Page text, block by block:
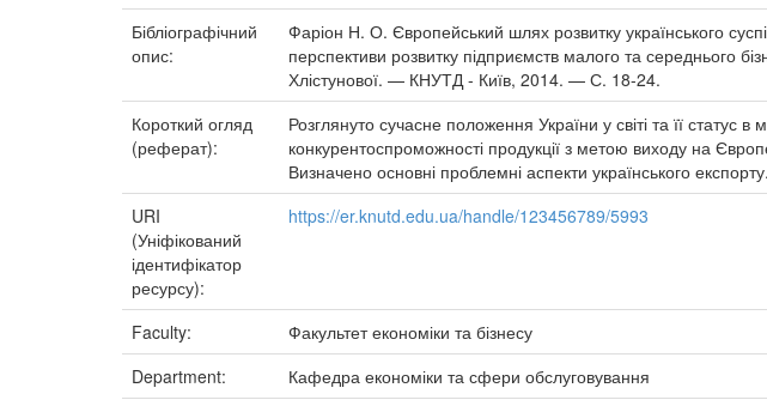
Бібліографічний
опис:
Фаріон Н. О. Європейський шлях розвитку українського
перспективи розвитку підприємств малого та середнього
Хлістунової. — КНУТД - Київ, 2014. — С. 18-24.
Короткий огляд
(реферат):
Розглянуто сучасне положення України у світі та її статус
конкурентоспроможності продукції з метою виходу на
Визначено основні проблемні аспекти українського експорту.
URI
(Уніфікований
ідентифікатор
ресурсу):
https://er.knutd.edu.ua/handle/123456789/5993
Faculty:
Факультет економіки та бізнесу
Department:
Кафедра економіки та сфери обслуговування